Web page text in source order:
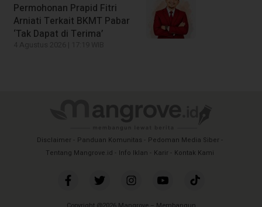
Permohonan Prapid Fitri
Arniati Terkait BKMT Pabar
‘Tak Dapat di Terima’
Disclaimer Panduan Komunitas
Pedoman Media Siber
Tentang Mangrove.id
Info Iklan Karir Kontak Kami